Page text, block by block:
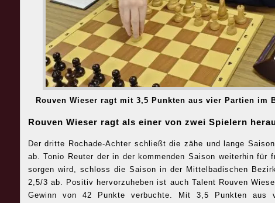
Rouven Wieser ragt mit 3,5 Punkten aus vier Partien im
Rouven Wieser ragt als einer von zwei Spielern
Der dritte Rochade-Achter schließt die zähe und lange
ab. Tonio Reuter der in der kommenden Saison weiterhin für
sorgen wird, schloss die Saison in der Mittelbadischen
2,5/3 ab. Positiv hervorzuheben ist auch Talent Rouven
Gewinn von 42 Punkte verbuchte. Mit 3,5 Punkten aus